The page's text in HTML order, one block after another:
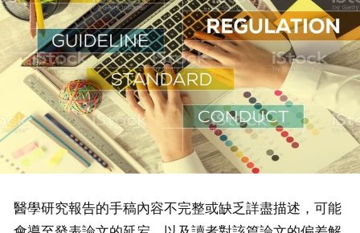
醫學研究報告的手稿內容不完整或缺乏詳盡描述，可能